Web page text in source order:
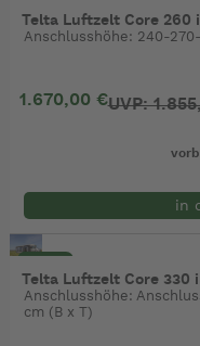
Telta Luftzelt Core 260
Anschlusshöhe: 240-
1.670,00 €UVP:
in
Telta Luftzelt Core 330
Anschlusshöhe:
cm (B x T)